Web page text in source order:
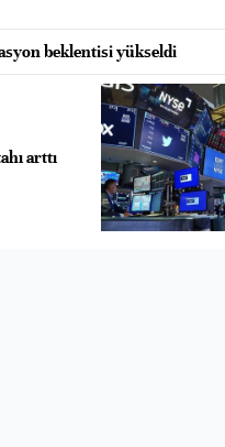
beklentisi yükseldi
arttı